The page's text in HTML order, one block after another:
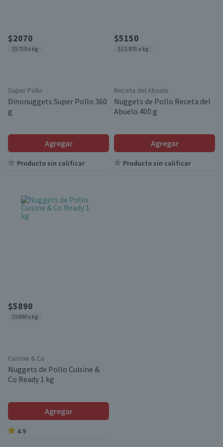
$2070
$5750 x kg
Super Pollo
Dinonuggets Super Pollo 360
g
Agregar
Producto sin calificar
$5150
$12.875 x kg
Receta del Abuelo
Nuggets de Pollo Receta del
Abuelo 400 g
Agregar
Producto sin calificar
$5890
$5890 x kg
Cuisine & Co
Nuggets de Pollo Cuisine &
Co Ready 1 kg
Agregar
4.9